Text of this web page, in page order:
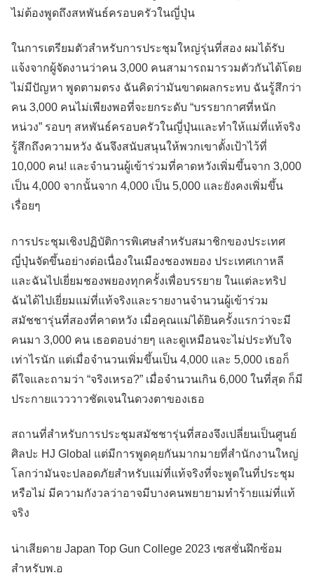
ไม่ต้องพูดถึงสหพันธ์ครอบครัวในญี่ปุ่น
ในการเตรียมตัวสำหรับการประชุมใหญ่รุ่นที่สอง ผมได้รับ
แจ้งจากผู้จัดงานว่าคน 3,000 คนสามารถมารวมตัวกันได้โดย
ไม่มีปัญหา พูดตามตรง ฉันคิดว่ามันขาดผลกระทบ ฉันรู้สึกว่า
คน 3,000 คนไม่เพียงพอที่จะยกระดับ “บรรยากาศที่หนัก
หน่วง” รอบๆ สหพันธ์ครอบครัวในญี่ปุ่นและทำให้แม่ที่แท้จริง
รู้สึกถึงความหวัง ฉันจึงสนับสนุนให้พวกเขาตั้งเป้าไว้ที่
10,000 คน! และจำนวนผู้เข้าร่วมที่คาดหวังเพิ่มขึ้นจาก 3,000
เป็น 4,000 จากนั้นจาก 4,000 เป็น 5,000 และยังคงเพิ่มขึ้น
เรื่อยๆ
การประชุมเชิงปฏิบัติการพิเศษสำหรับสมาชิกของประเทศ
ญี่ปุ่นจัดขึ้นอย่างต่อเนื่องในเมืองชองพยอง ประเทศเกาหลี
และฉันไปเยี่ยมชองพยองทุกครั้งเพื่อบรรยาย ในแต่ละทริป
ฉันได้ไปเยี่ยมแม่ที่แท้จริงและรายงานจำนวนผู้เข้าร่วม
สมัชชารุ่นที่สองที่คาดหวัง เมื่อคุณแม่ได้ยินครั้งแรกว่าจะมี
คนมา 3,000 คน เธอตอบง่ายๆ และดูเหมือนจะไม่ประทับใจ
เท่าไรนัก แต่เมื่อจำนวนเพิ่มขึ้นเป็น 4,000 และ 5,000 เธอก็
ดีใจและถามว่า “จริงเหรอ?” เมื่อจำนวนเกิน 6,000 ในที่สุด ก็มี
ประกายแวววาวชัดเจนในดวงตาของเธอ
สถานที่สำหรับการประชุมสมัชชารุ่นที่สองจึงเปลี่ยนเป็นศูนย์
ศิลปะ HJ Global แต่มีการพูดคุยกันมากมายที่สำนักงานใหญ่
โลกว่ามันจะปลอดภัยสำหรับแม่ที่แท้จริงที่จะพูดในที่ประชุม
หรือไม่ มีความกังวลว่าอาจมีบางคนพยายามทำร้ายแม่ที่แท้
จริง
น่าเสียดาย Japan Top Gun College 2023 เซสชั่นฝึกซ้อม
สำหรับพ.อ